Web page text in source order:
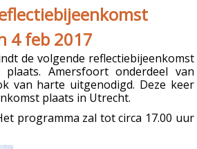
4 feb 2017
de volgende reflectiebijeenkomst
Amersfoort onderdeel van
van harte uitgenodigd. Deze keer
plaats in Utrecht.
programma zal tot circa 17.00 uur